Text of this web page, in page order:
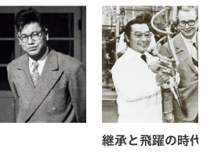
継承と飛躍の時代